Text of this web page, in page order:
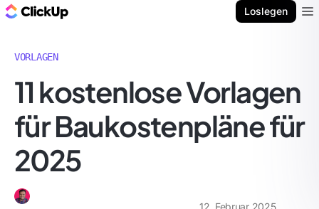
Loslegen
VORLAGEN
11 kostenlose Vorlagen
für Baukostenpläne für
2025
12. Februar 2025